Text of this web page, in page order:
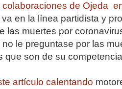
colaboraciones de Ojeda
en la línea partidista y
las muertes por
le preguntase por las
que son de su
artículo calentando